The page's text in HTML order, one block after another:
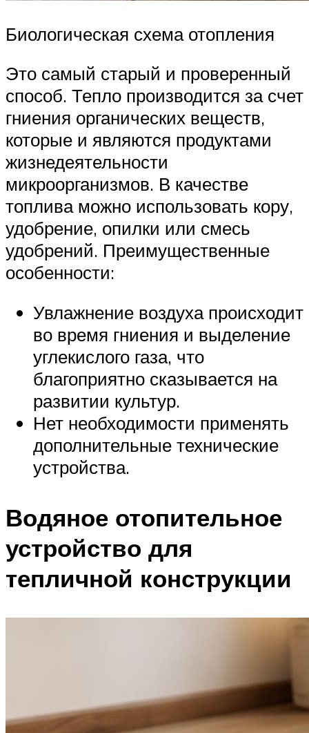
Биологическая схема отопления
Это самый старый и проверенный
способ. Тепло производится за счет
гниения органических веществ,
которые и являются продуктами
жизнедеятельности
микроорганизмов. В качестве
топлива можно использовать кору,
удобрение, опилки или смесь
удобрений. Преимущественные
особенности:
Увлажнение воздуха происходит
во время гниения и выделение
углекислого газа, что
благоприятно сказывается на
развитии культур.
Нет необходимости применять
дополнительные технические
устройства.
Водяное отопительное
устройство для
тепличной конструкции